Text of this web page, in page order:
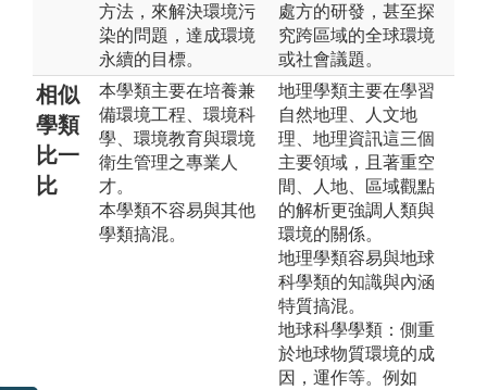
方法，來解決環境污
染的問題，達成環境
永續的目標。
處方的研發，甚至探
究跨區域的全球環境
或社會議題。
相似
學類
比一
比
本學類主要在培養兼
備環境工程、環境科
學、環境教育與環境
衛生管理之專業人
才。
本學類不容易與其他
學類搞混。
地理學類主要在學習
自然地理、人文地
理、地理資訊這三個
主要領域，且著重空
間、人地、區域觀點
的解析更強調人類與
環境的關係。
地理學類容易與地球
科學類的知識與內涵
特質搞混。
地球科學學類：側重
於地球物質環境的成
因，運作等。例如